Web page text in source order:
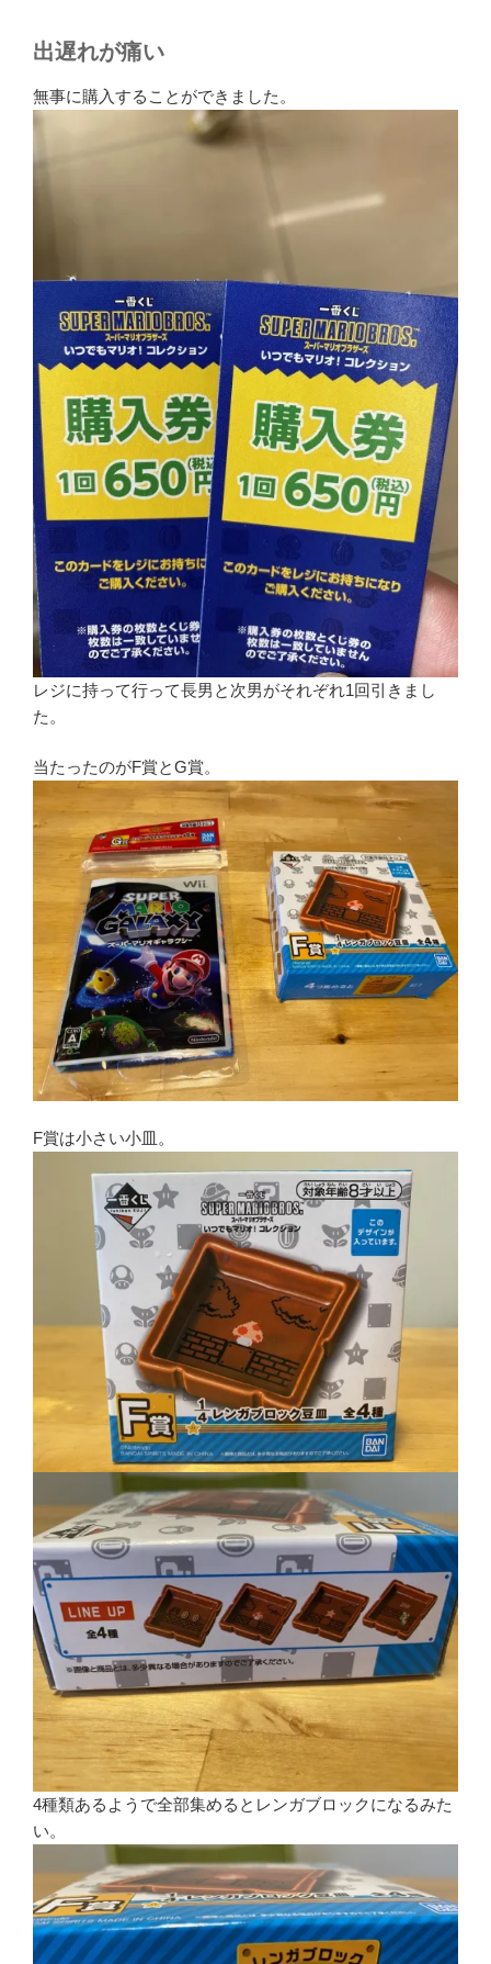
出遅れが痛い
無事に購入することができました。
レジに持って行って長男と次男がそれぞれ1回引きまし
た。
当たったのがF賞とG賞。
F賞は小さい小皿。
4種類あるようで全部集めるとレンガブロックになるみた
い。